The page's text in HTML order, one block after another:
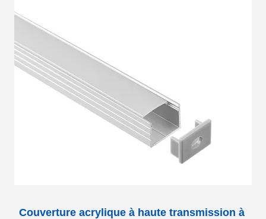
Couverture acrylique à haute transmission à